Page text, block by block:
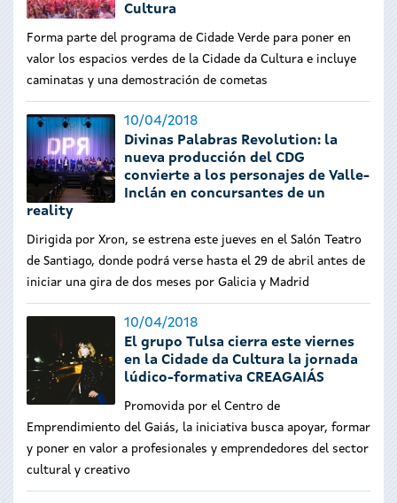
Cultura
Forma parte del programa de Cidade Verde para poner en
valor los espacios verdes de la Cidade da Cultura e incluye
caminatas y una demostración de cometas
10/04/2018
Divinas Palabras Revolution: la
nueva producción del CDG
convierte a los personajes de Valle-
Inclán en concursantes de un
reality
Dirigida por Xron, se estrena este jueves en el Salón Teatro
de Santiago, donde podrá verse hasta el 29 de abril antes de
iniciar una gira de dos meses por Galicia y Madrid
10/04/2018
El grupo Tulsa cierra este viernes
en la Cidade da Cultura la jornada
lúdico-formativa CREAGAIÁS
Promovida por el Centro de
Emprendimiento del Gaiás, la iniciativa busca apoyar, formar
y poner en valor a profesionales y emprendedores del sector
cultural y creativo